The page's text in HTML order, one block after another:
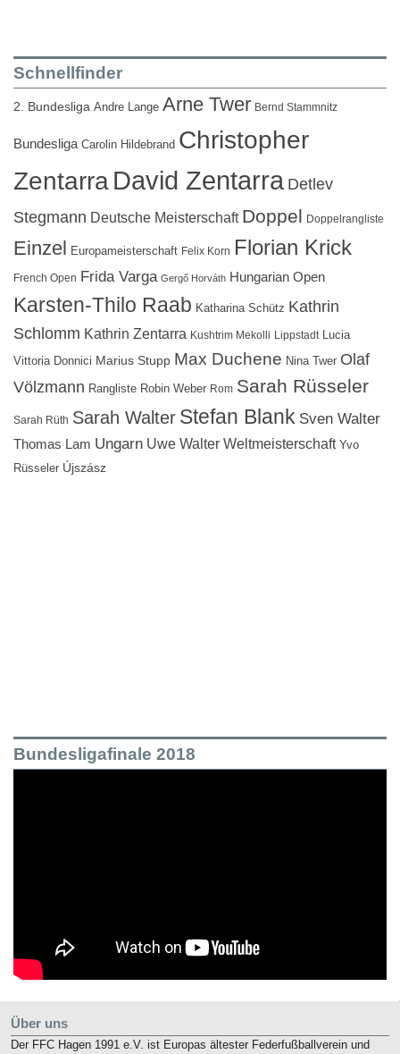
Schnellfinder
2. Bundesliga Andre Lange Arne Twer Bernd Stammnitz
Bundesliga Carolin Hildebrand Christopher
ZentarraDavid Zentarra Detlev
Stegmann Deutsche Meisterschaft Doppel Doppelrangliste
Einzel Europameisterschaft Felix Korn Florian Krick
French Open Frida Varga Gergő Horváth Hungarian Open
Karsten-Thilo Raab Katharina Schütz Kathrin
Schlomm Kathrin Zentarra Kushtrim Mekolli Lippstadt Lucia
Vittoria Donnici Marius Stupp Max Duchene Nina Twer Olaf
Völzmann Rangliste Robin Weber Rom Sarah Rüsseler
Sarah Rüth Sarah Walter Stefan Blank Sven Walter
Thomas Lam Ungarn Uwe Walter Weltmeisterschaft Yvo
Rüsseler Újszász
Bundesligafinale 2018
Über uns
Der FFC Hagen 1991 e.V. ist Europas ältester Federfußballverein und